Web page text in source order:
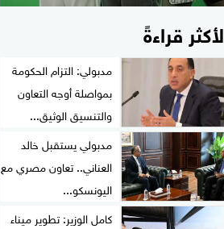
قراءةً
مدبولي: التزام الحكومة
بمواصلة أوجه التعاون
والتنسيق الوثيق...
مدبولي يستقبل خالد
العناني.. تعاون مصري مع
اليونسكو...
كامل الوزير: تطوير ميناء